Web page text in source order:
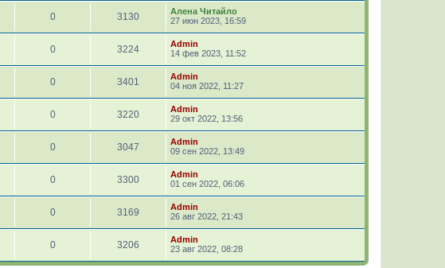
0 3130
Алена Читайло
27 июн 2023, 16:59
0 3224
Admin
14 фев 2023, 11:52
0 3401
Admin
04 ноя 2022, 11:27
0 3220
Admin
29 окт 2022, 13:56
0 3047
Admin
09 сен 2022, 13:49
0 3300
Admin
01 сен 2022, 06:06
0 3169
Admin
26 авг 2022, 21:43
0 3206
Admin
23 авг 2022, 08:28